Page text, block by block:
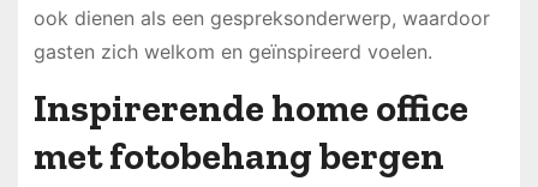
ook dienen als een gespreksonderwerp, waardoor
gasten zich welkom en geïnspireerd voelen.
Inspirerende home office
met fotobehang bergen